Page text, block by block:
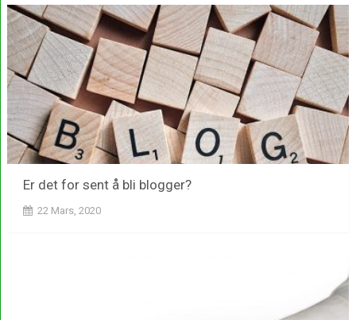
Er det for sent å bli blogger?
22 Mars, 2020